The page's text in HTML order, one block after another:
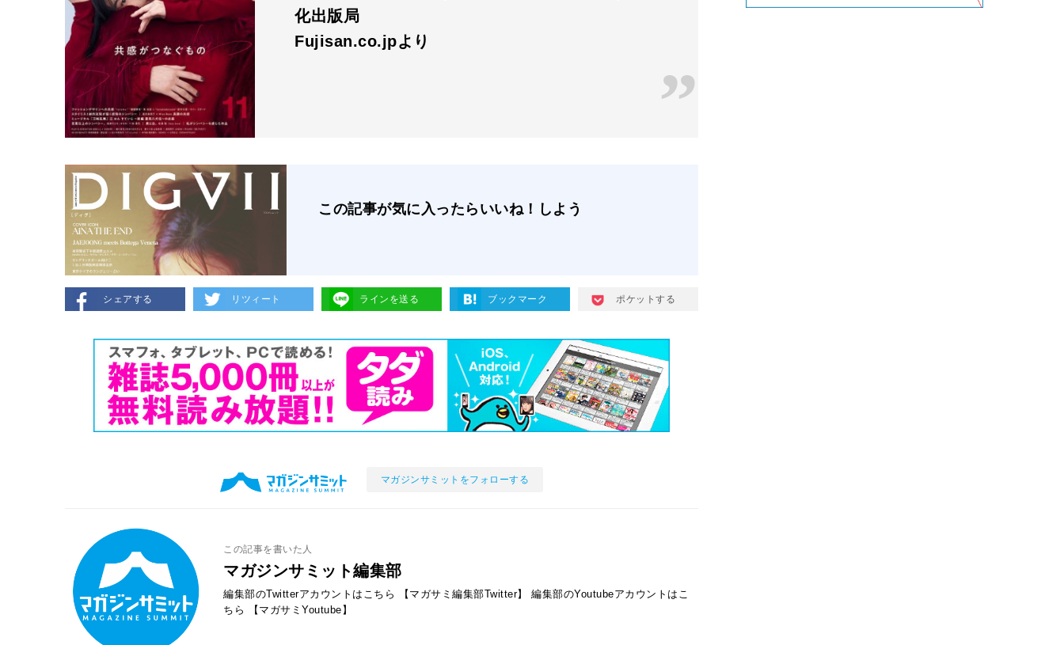
化出版局
Fujisan.co.jpより
この記事が気に入ったらいいね！しよう
シェアする リツィート ラインを送る ブックマーク ポケットする
マガジンサミットをフォローする
この記事を書いた人
マガジンサミット編集部
編集部のTwitterアカウントはこちら 【マガサミ編集部Twitter】
編集部のYoutubeアカウントはこ
ちら
【マガサミYoutube】